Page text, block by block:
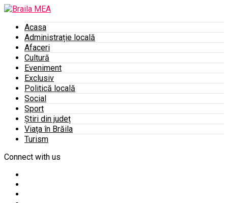
Acasa
Administrație locală
Afaceri
Cultură
Eveniment
Exclusiv
Politică locală
Social
Sport
Știri din județ
Viața în Brăila
Turism
Connect with us